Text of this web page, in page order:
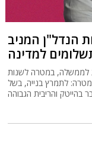
הנדל"ן המניב
למדינה
לממשלה, במטרה לשנות
לתמרץ בנייה, בשל
בהייטק והריבית הגבוהה